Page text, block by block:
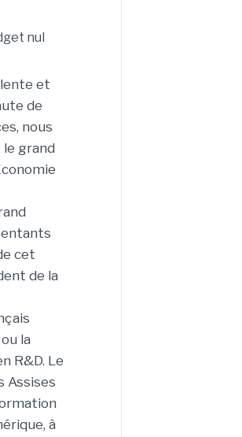
lente et
de
nous
le grand
cet
de la
la
R&D. Le
Assises
à